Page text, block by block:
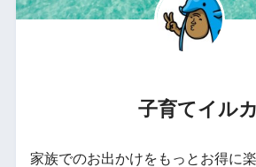
子育てイルカ
家族でのお出かけをもっとお得に